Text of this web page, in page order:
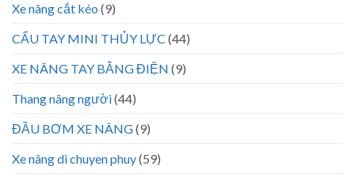
Xe nâng cắt kéo (9)
CẨU TAY MINI THỦY LỰC (44)
XE NÂNG TAY BẰNG ĐIỆN (9)
Thang nâng người(44)
ĐẦU BƠM XE NÂNG(9)
Xe nâng di chuyen phuy(59)